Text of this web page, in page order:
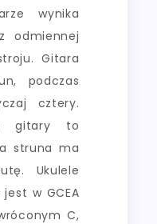
wynika
odmiennej
Gitara
podczas
cztery.
gitary to
struna ma
Ukulele
w GCEA
C,